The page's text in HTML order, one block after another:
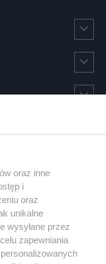
oraz inne
i
oraz
unikalne
wysyłane przez
zapewniania